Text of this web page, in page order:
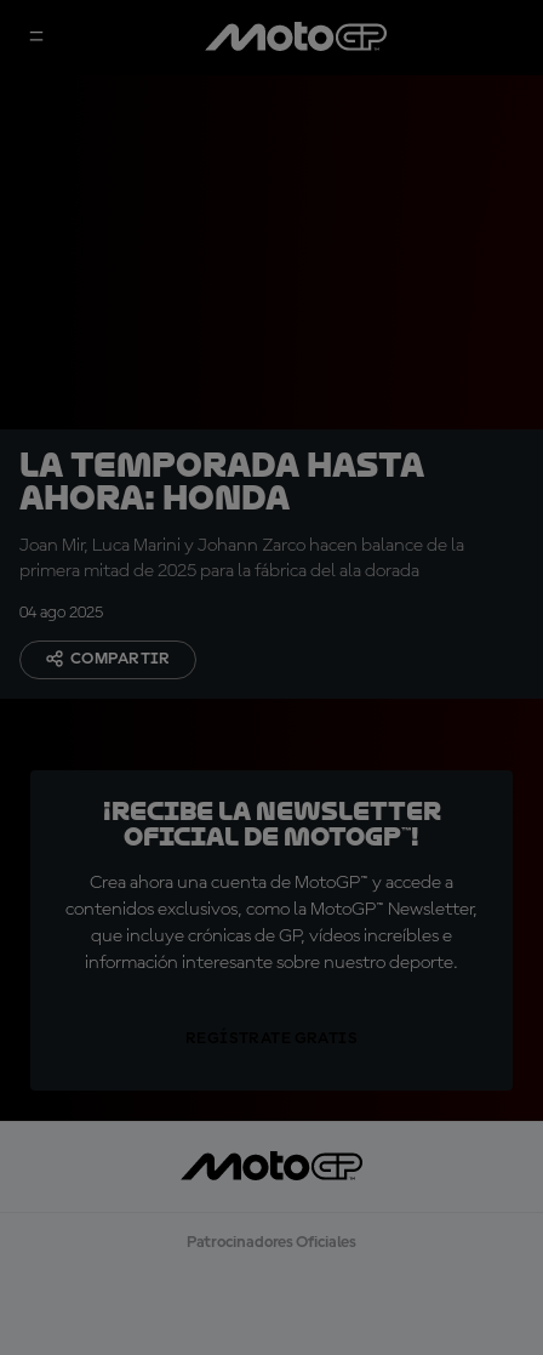
La temporada hasta
ahora: Honda
Joan Mir, Luca Marini y Johann Zarco hacen balance de la
primera mitad de 2025 para la fábrica del ala dorada
04 ago 2025
COMPARTIR
¡Recibe la Newsletter
oficial de MotoGP™!
Crea ahora una cuenta de MotoGP™ y accede a
contenidos exclusivos, como la MotoGP™ Newsletter,
que incluye crónicas de GP, vídeos increíbles e
información interesante sobre nuestro deporte.
Patrocinadores Oficiales